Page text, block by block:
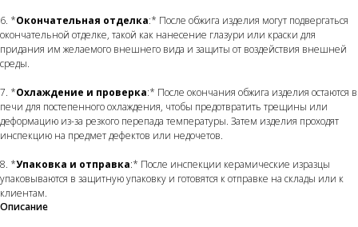
6. *Окончательная отделка:* После обжига изделия могут подвергаться
окончательной отделке, такой как нанесение глазури или краски для
придания им желаемого внешнего вида и защиты от воздействия внешней
среды.
7. *Охлаждение и проверка:* После окончания обжига изделия остаются в
печи для постепенного охлаждения, чтобы предотвратить трещины или
деформацию из-за резкого перепада температуры. Затем изделия проходят
инспекцию на предмет дефектов или недочетов.
8. *Упаковка и отправка:* После инспекции керамические изразцы
упаковываются в защитную упаковку и готовятся к отправке на склады или к
клиентам.
Описание